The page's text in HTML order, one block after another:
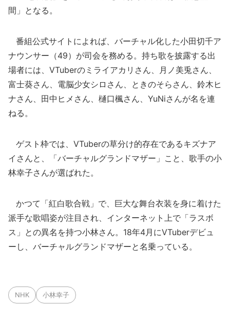
間」となる。
番組公式サイトによれば、バーチャル化した小田切千ア
ナウンサー（49）が司会を務める。持ち歌を披露する出
場者には、VTuberのミライアカリさん、月ノ美兎さん、
富士葵さん、電脳少女シロさん、ときのそらさん、鈴木ヒ
ナさん、田中ヒメさん、樋口楓さん、YuNiさんが名を連
ねる。
ゲスト枠では、VTuberの草分け的存在であるキズナア
イさんと、「バーチャルグランドマザー」こと、歌手の小
林幸子さんが選ばれた。
かつて「紅白歌合戦」で、巨大な舞台衣装を身に着けた
派手な歌唱姿が注目され、インターネット上で「ラスボ
ス」との異名を持つ小林さん。18年4月にVTuberデビュ
ーし、バーチャルグランドマザーと名乗っている。
NHK 小林幸子